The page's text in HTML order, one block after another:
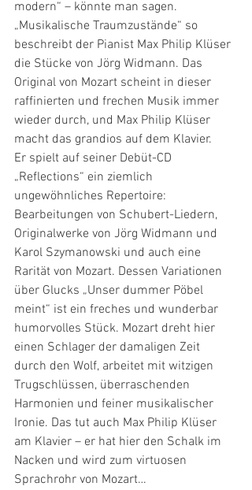
modern“ – könnte man sagen.
„Musikalische Traumzustände“ so
beschreibt der Pianist Max Philip Klüser
die Stücke von Jörg Widmann. Das
Original von Mozart scheint in dieser
raffinierten und frechen Musik immer
wieder durch, und Max Philip Klüser
macht das grandios auf dem Klavier.
Er spielt auf seiner Debüt-CD
„Reflections“ ein ziemlich
ungewöhnliches Repertoire:
Bearbeitungen von Schubert-Liedern,
Originalwerke von Jörg Widmann und
Karol Szymanowski und auch eine
Rarität von Mozart. Dessen Variationen
über Glucks „Unser dummer Pöbel
meint“ ist ein freches und wunderbar
humorvolles Stück. Mozart dreht hier
einen Schlager der damaligen Zeit
durch den Wolf, arbeitet mit witzigen
Trugschlüssen, überraschenden
Harmonien und feiner musikalischer
Ironie. Das tut auch Max Philip Klüser
am Klavier – er hat hier den Schalk im
Nacken und wird zum virtuosen
Sprachrohr von Mozart…